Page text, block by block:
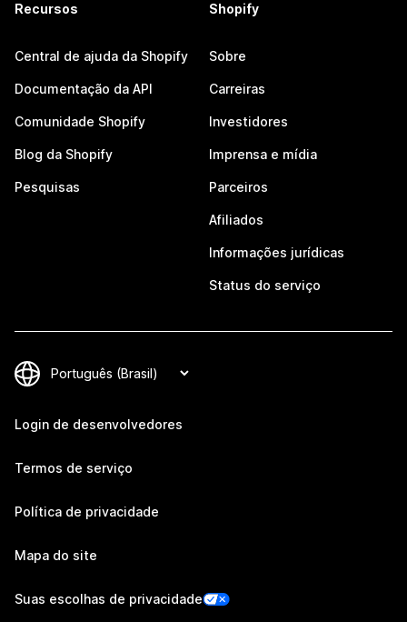
Recursos
Central de ajuda da Shopify
Documentação da API
Comunidade Shopify
Blog da Shopify
Pesquisas
Shopify
Sobre
Carreiras
Investidores
Imprensa e mídia
Parceiros
Afiliados
Informações jurídicas
Status do serviço
Login de desenvolvedores
Termos de serviço
Política de privacidade
Mapa do site
Suas escolhas de privacidade